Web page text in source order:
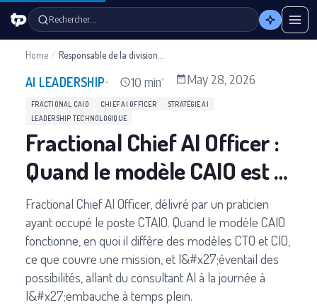
Rechercher…
Home /
AI LEADERSHIP 10 min May 28, 2026
FRACTIONAL CAIO CHIEF AI OFFICER
STRATÉGIE AI
LEADERSHIP TECHNOLOGIQUE
Fractional Chief AI Officer :
Quand le modèle CAIO est le
bon choix
Fractional Chief AI Officer, délivré par un praticien
ayant occupé le poste CTAIO. Quand le modèle CAIO
fonctionne, en quoi il diffère des modèles CTO et CIO,
ce que couvre une mission, et l&#x27;éventail des
possibilités, allant du consultant AI à la journée à
l&#x27;embauche à temps plein.